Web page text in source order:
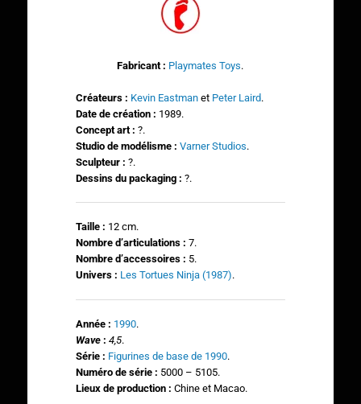
Fabricant : Playmates Toys.
Créateurs : Kevin Eastmanet Peter Laird.
Date de création : 1989.
Concept art : ?.
Studio de modélisme : Varner Studios.
Sculpteur : ?.
Dessins du packaging : ?.
Taille : 12 cm.
Nombre d’articulations : 7.
Nombre d’accessoires : 5.
Univers : Les Tortues Ninja (1987).
Année : 1990.
Wave: 4,5.
Série : Figurines de base de 1990.
Numéro de série : 5000 – 5105.
Lieux de production : Chine et Macao.